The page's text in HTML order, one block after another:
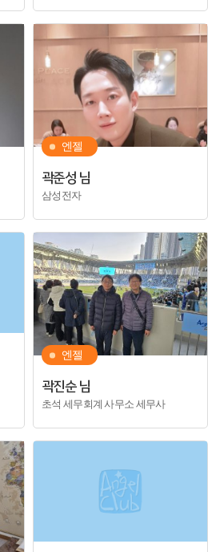
엔젤
곽준성 님
삼성전자
엔젤
곽진순 님
초석 세무회계 사무소 세무사